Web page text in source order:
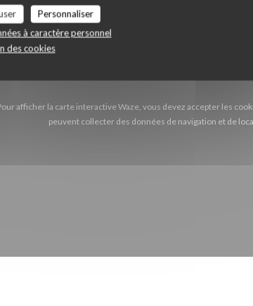
Personnaliser
à caractère personnel
des cookies
afficher la carte interactive Waze, vous devez accepter les
peuvent collecter des données de navigation et de